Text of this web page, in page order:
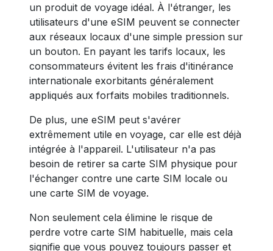
un produit de voyage idéal. À l'étranger, les
utilisateurs d'une eSIM peuvent se connecter
aux réseaux locaux d'une simple pression sur
un bouton. En payant les tarifs locaux, les
consommateurs évitent les frais d'itinérance
internationale exorbitants généralement
appliqués aux forfaits mobiles traditionnels.
De plus, une eSIM peut s'avérer
extrêmement utile en voyage, car elle est déjà
intégrée à l'appareil. L'utilisateur n'a pas
besoin de retirer sa carte SIM physique pour
l'échanger contre une carte SIM locale ou
une carte SIM de voyage.
Non seulement cela élimine le risque de
perdre votre carte SIM habituelle, mais cela
signifie que vous pouvez toujours passer et